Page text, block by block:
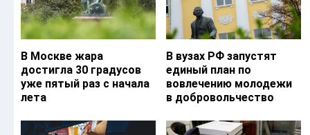
В Москве жара
достигла 30 градусов
уже пятый раз с начала
лета
В вузах РФ запустят
единый план по
вовлечению молодежи
в добровольчество